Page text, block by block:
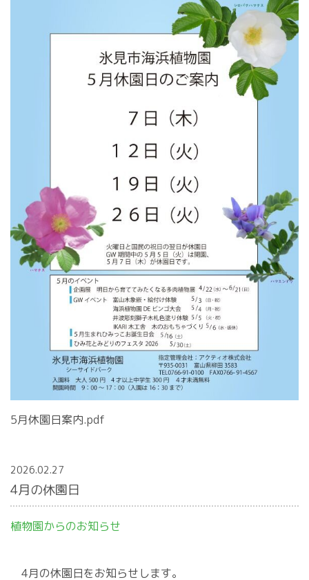
5月休園日案内.pdf
2026.02.27
4月の休園日
植物園からのお知らせ
4月の休園日をお知らせします。